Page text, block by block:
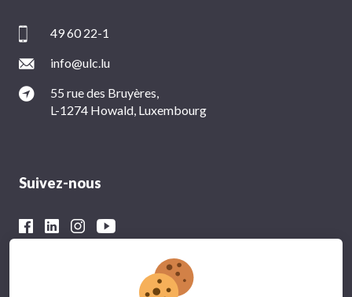
49 60 22-1
info@ulc.lu
55 rue des Bruyères,
L-1274 Howald, Luxembourg
Suivez-nous
Avec le soutien financier du